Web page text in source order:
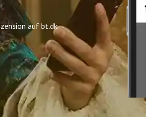
auf bt.dk